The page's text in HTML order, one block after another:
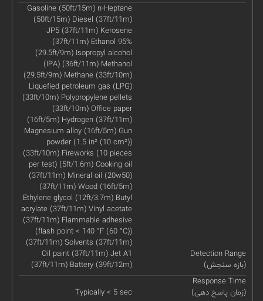
Detection Range
(بازه سنجش)
Gasoline (50ft/15m) n-Heptane
(50ft/15m) Diesel (37ft/11m)
JP5 (37ft/11m) Kerosene
(37ft/11m) Ethanol 95%
(29.5ft/9m) Isopropyl alcohol
(IPA) (36ft/11m) Methanol
(29.5ft/9m) Methane (33ft/10m)
Liquefied petroleum gas (LPG)
(33ft/10m) Polypropylene pellets
(33ft/10m) Office paper
(16ft/5m) Hydrogen (37ft/11m)
Magnesium alloy (16ft/5m) Gun
powder (1.5 in² (10 cm²))
(33ft/10m) Fireworks (10 pieces
per test) (5ft/1.6m) Cooking oil
(37ft/11m) Mineral oil (20w50)
(37ft/11m) Wood (16ft/5m)
Ethylene glycol (12ft/3.7m) Butyl
acrylate (37ft/11m) Vinyl acetate
(37ft/11m) Flammable adhesive
(flash point < 140 °F (60 °C))
(37ft/11m) Solvents (37ft/11m)
Oil paint (37ft/11m) Jet A1
(37ft/11m) Battery (39ft/12m)
Response Time
(زمان پاسخ دهی)
Typically < 5 sec